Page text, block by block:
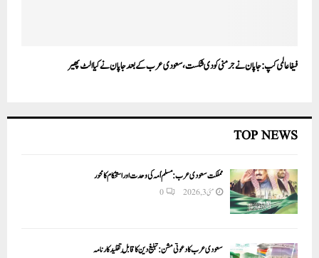
فیفا عالمی کپ:جاپان نے جرمنی کو دی شکست، سعودی عرب کے بعد جاپان نے کیا الٹ پھیر
TOP NEWS
مملکت سعودی عرب: مسلم اُمہ کی وحدت اور استحکام کا محور
مئی 3, 2026 0
سعودی عرب کا دعوتی مشن: تبلیغ دین کا قابلِ تقلید کارنامہ